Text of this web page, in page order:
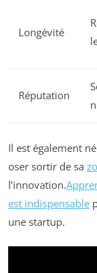
Longévité
Réputation
Il est également
oser sortir de sa
l’innovation.
est indispensable
une startup.